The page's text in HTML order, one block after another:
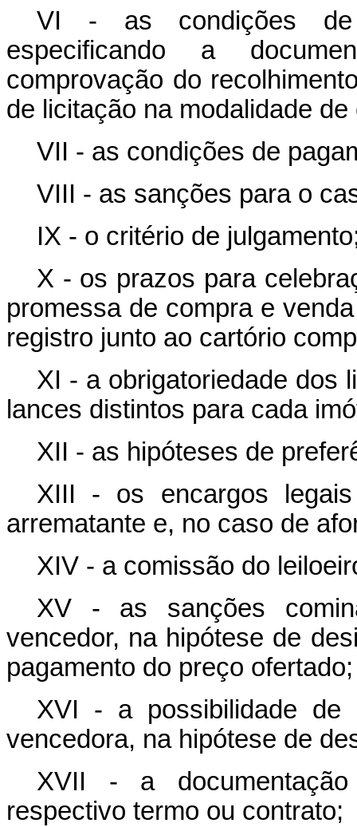
VI - as condições de
especificando a
comprovação do
de licitação na modalidade
VII - as condições de
VIII - as sanções para o
IX - o critério de
X - os prazos para
promessa de compra e
registro junto ao cartório
XI - a obrigatoriedade dos
lances distintos para cada
XII - as hipóteses de
XIII - os encargos
arrematante e, no caso de
XIV - a comissão do
XV - as sanções
vencedor, na hipótese de
pagamento do preço ofertado;
XVI - a possibilidade de
vencedora, na hipótese de
XVII - a
respectivo termo ou contrato;